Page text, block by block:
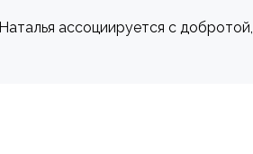
ассоциируется с добротой,